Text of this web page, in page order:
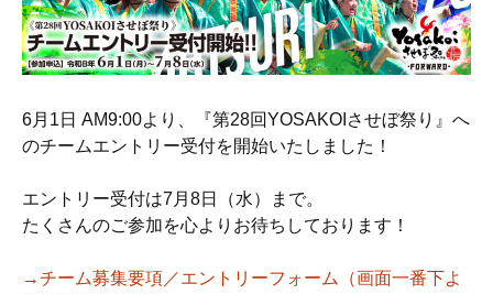
6月1日 AM9:00より、『第28回YOSAKOIさせぼ祭り』へ
のチームエントリー受付を開始いたしました！
エントリー受付は7月8日（水）まで。
たくさんのご参加を心よりお待ちしております！
→チーム募集要項／エントリーフォーム（画面一番下よ